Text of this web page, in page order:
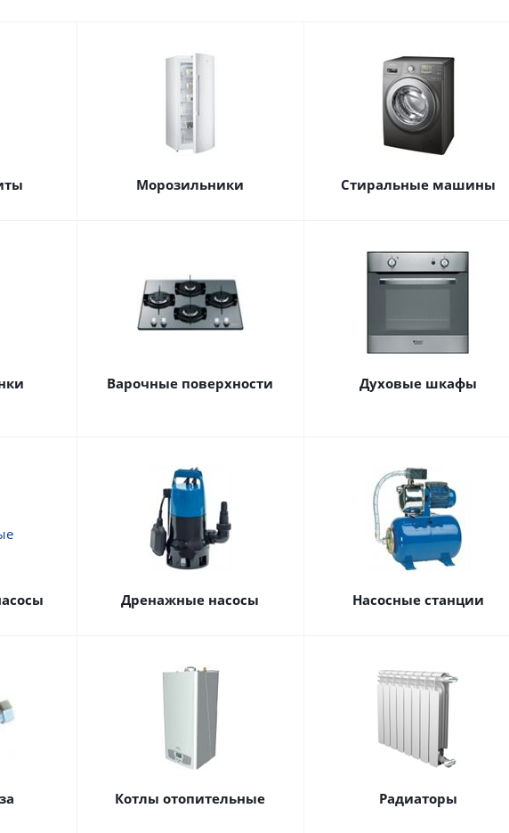
Морозильники Стиральные машины
Варочные поверхности Духовые шкафы
Дренажные насосы Насосные станции
Котлы отопительные Радиаторы